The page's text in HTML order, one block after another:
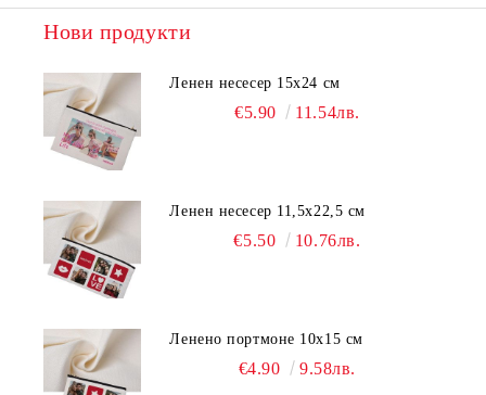
Нови продукти
Ленен несесер 15х24 см
€5.90 11.54лв.
Ленен несесер 11,5х22,5 см
€5.50 10.76лв.
Ленено портмоне 10х15 см
€4.90 9.58лв.